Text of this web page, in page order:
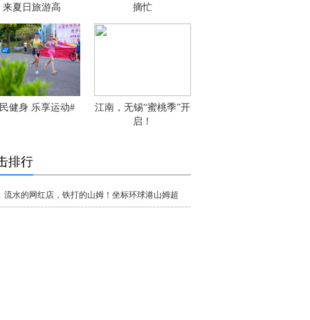
来夏日旅游高
摘忙
健身 乐享运动#
江南，无锡“蜜桃季”开
启！
排行
流水的网红店，铁打的山姆！坐标环球港山姆超